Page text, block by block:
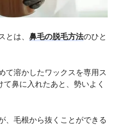
は、 鼻毛の脱毛方法のひと
て溶かしたワックスを専用ス
鼻に入れたあと、勢いよく
、毛根から抜くことができる